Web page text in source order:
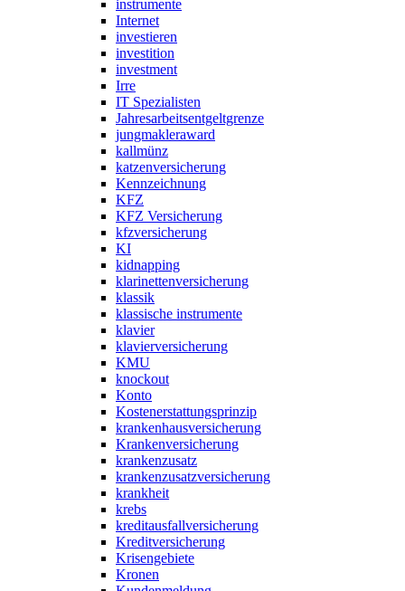
instrumente
Internet
investieren
investition
investment
Irre
IT Spezialisten
Jahresarbeitsentgeltgrenze
jungmakleraward
kallmünz
katzenversicherung
Kennzeichnung
KFZ
KFZ Versicherung
kfzversicherung
KI
kidnapping
klarinettenversicherung
klassik
klassische instrumente
klavier
klavierversicherung
KMU
knockout
Konto
Kostenerstattungsprinzip
krankenhausversicherung
Krankenversicherung
krankenzusatz
krankenzusatzversicherung
krankheit
krebs
kreditausfallversicherung
Kreditversicherung
Krisengebiete
Kronen